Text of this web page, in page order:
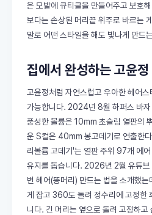
은 모발에 큐티클을 만들어주고 보호
보다는 손상된 머리끝 위주로 바르는
말로 어떤 스타일을 해도 빛나게 만드
집에서 완성하는 고윤
고윤정처럼 자연스럽고 우아한 헤어
가능합니다. 2024년 8월 하퍼스 바자
풍성한 볼륨은 10mm 초슬림 열판의
운 S컬은 40mm 봉고데기로 연출한
리볼륨 고데기'는 열판 주위 97개 에
유지를 돕습니다. 2026년 2월 유튜브
번 헤어(똥머리) 만드는 법을 소개했
게 잡고 360도 돌려 정수리에 고정한
니다. 긴 머리는 옆으로 돌려 고정하고